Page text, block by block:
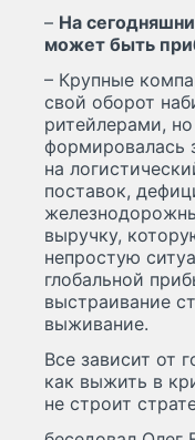
– На
может быть
– Крупные
свой оборот
ритейлерами,
формировалась
на
поставок,
выручку,
непростую
глобальной
выстраивание
выживание.
Все зависит от
как выжить в
не строит